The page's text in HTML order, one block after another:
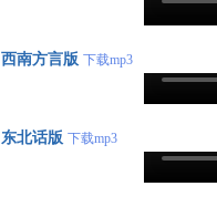
西南方言版 下载mp3
东北话版 下载mp3